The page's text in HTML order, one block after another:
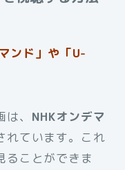
ンド」や「U-
、 NHKオンデマ
れています。これ
ることができま